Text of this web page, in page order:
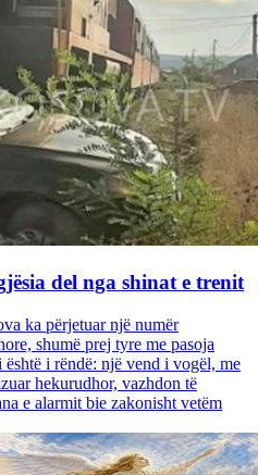
del nga shinat e trenit
ka përjetuar një numër
shumë prej tyre me pasoja
i rëndë: një vend i vogël, me
hekurudhor, vazhdon të
e alarmit bie zakonisht vetëm